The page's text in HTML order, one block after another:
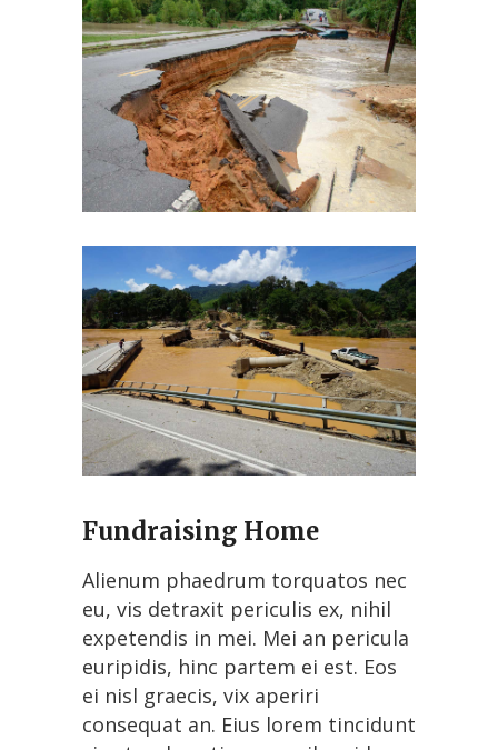
Fundraising Home
Alienum phaedrum torquatos nec
eu, vis detraxit periculis ex, nihil
expetendis in mei. Mei an pericula
euripidis, hinc partem ei est. Eos
ei nisl graecis, vix aperiri
consequat an. Eius lorem tincidunt